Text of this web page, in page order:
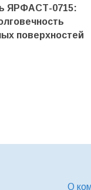
ЯРФАСТ-0715:
поверхностей
О